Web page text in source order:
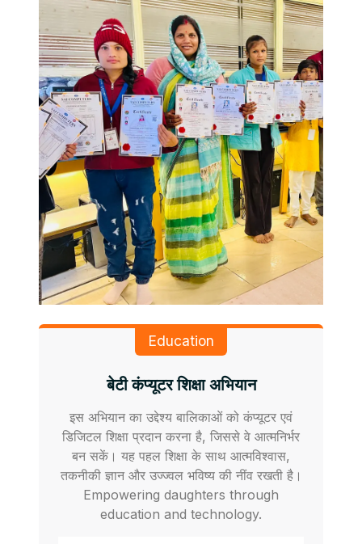
Education
बेटी कंप्यूटर शिक्षा अभियान
इस अभियान का उद्देश्य बालिकाओं को कंप्यूटर एवं
डिजिटल शिक्षा प्रदान करना है, जिससे वे आत्मनिर्भर
बन सकें। यह पहल शिक्षा के साथ आत्मविश्वास,
तकनीकी ज्ञान और उज्ज्वल भविष्य की नींव रखती है।
Empowering daughters through
education and technology.